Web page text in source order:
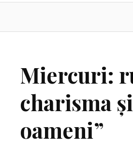
Miercuri:
charisma
oameni”